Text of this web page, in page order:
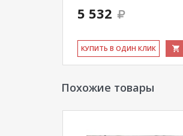
5 532
КУ­ПИТЬ В ОДИН КЛИК
Похожие товары